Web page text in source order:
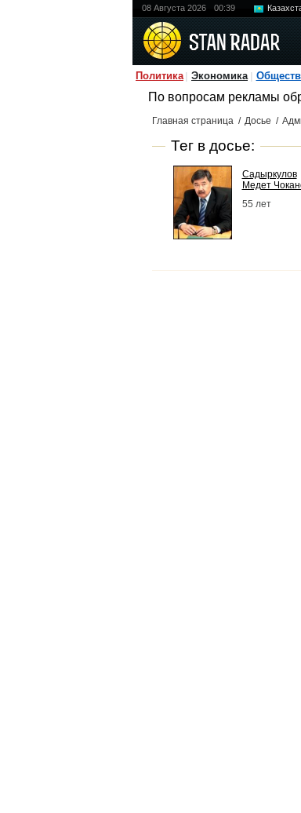
08 Августа 2026 00:39
Политика Экономика
По вопросам рекламы
Главная страница / Досье /
Тег в досье:
Садыркулов
Медет
55 лет